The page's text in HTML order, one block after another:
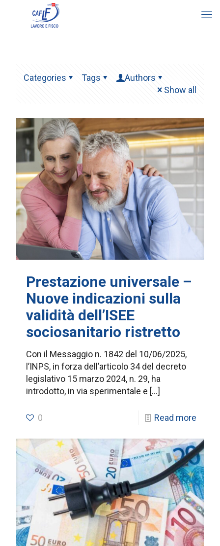
Categories Tags
Authors
Show all
Prestazione universale –
Nuove indicazioni sulla
validità dell’ISEE
sociosanitario ristretto
Con il Messaggio n. 1842 del 10/06/2025,
l’INPS, in forza dell’articolo 34 del decreto
legislativo 15 marzo 2024, n. 29, ha
introdotto, in via sperimentale e […]
0 Read more